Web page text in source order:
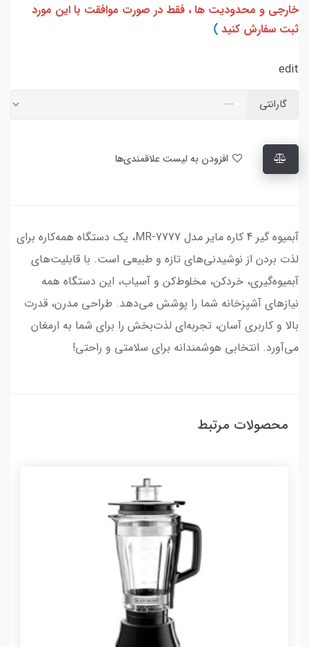
خارجی و محدودیت ها ، فقط در صورت موافقت با این مورد
ثبت سفارش کنید )
edit
گارانتی
آبمیوه گیر 4 کاره مایر مدل MR-7777، یک دستگاه همه‌کاره برای
لذت بردن از نوشیدنی‌های تازه و طبیعی است. با قابلیت‌های
آبمیوه‌گیری، خردکن، مخلوط‌کن و آسیاب، این دستگاه همه
نیازهای آشپزخانه شما را پوشش می‌دهد. طراحی مدرن، قدرت
بالا و کاربری آسان، تجربه‌ای لذت‌بخش را برای شما به ارمغان
می‌آورد. انتخابی هوشمندانه برای سلامتی و راحتی!
محصولات مرتبط